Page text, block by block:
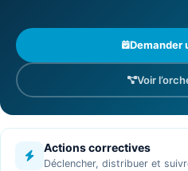
Demander
Voir
Actions correctives
Déclencher, distribuer et